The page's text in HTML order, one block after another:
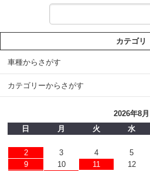
カテゴリ
車種からさがす
カテゴリーからさがす
2026年8月
日
月 火 水
2
3 4 5
9
10 11 12